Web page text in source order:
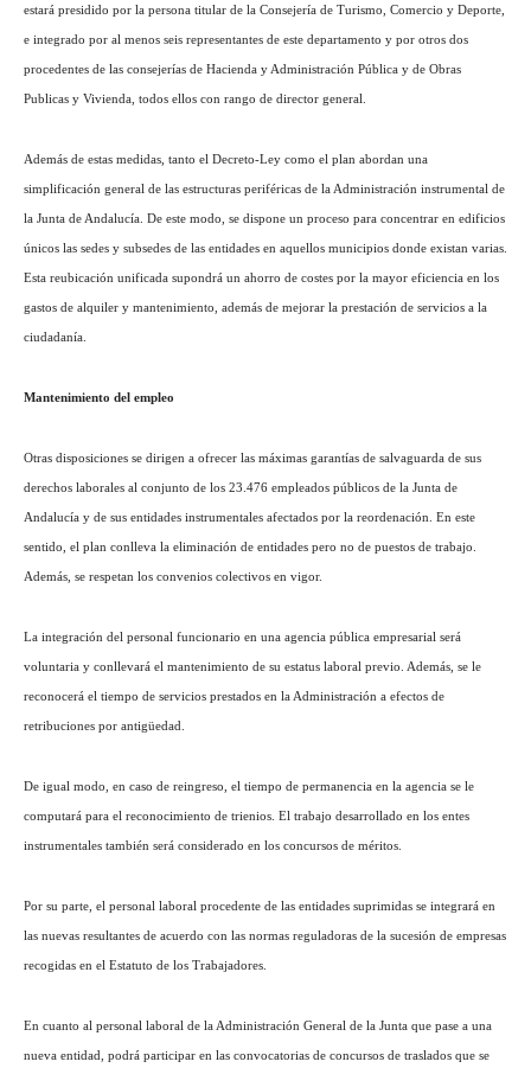
estará presidido por la persona titular de la Consejería de Turismo, Comercio y Deporte,
e integrado por al menos seis representantes de este departamento y por otros dos
procedentes de las consejerías de Hacienda y Administración Pública y de Obras
Publicas y Vivienda, todos ellos con rango de director general.
Además de estas medidas, tanto el Decreto-Ley como el plan abordan una
simplificación general de las estructuras periféricas de la Administración instrumental de
la Junta de Andalucía. De este modo, se dispone un proceso para concentrar en edificios
únicos las sedes y subsedes de las entidades en aquellos municipios donde existan varias.
Esta reubicación unificada supondrá un ahorro de costes por la mayor eficiencia en los
gastos de alquiler y mantenimiento, además de mejorar la prestación de servicios a la
ciudadanía.
Mantenimiento del empleo
Otras disposiciones se dirigen a ofrecer las máximas garantías de salvaguarda de sus
derechos laborales al conjunto de los 23.476 empleados públicos de la Junta de
Andalucía y de sus entidades instrumentales afectados por la reordenación. En este
sentido, el plan conlleva la eliminación de entidades pero no de puestos de trabajo.
Además, se respetan los convenios colectivos en vigor.
La integración del personal funcionario en una agencia pública empresarial será
voluntaria y conllevará el mantenimiento de su estatus laboral previo. Además, se le
reconocerá el tiempo de servicios prestados en la Administración a efectos de
retribuciones por antigüedad.
De igual modo, en caso de reingreso, el tiempo de permanencia en la agencia se le
computará para el reconocimiento de trienios. El trabajo desarrollado en los entes
instrumentales también será considerado en los concursos de méritos.
Por su parte, el personal laboral procedente de las entidades suprimidas se integrará en
las nuevas resultantes de acuerdo con las normas reguladoras de la sucesión de empresas
recogidas en el Estatuto de los Trabajadores.
En cuanto al personal laboral de la Administración General de la Junta que pase a una
nueva entidad, podrá participar en las convocatorias de concursos de traslados que se